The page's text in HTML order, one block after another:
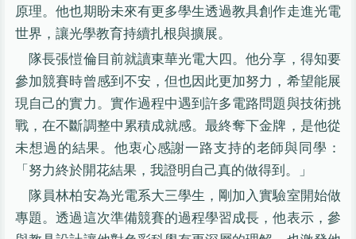
原理。他也期盼未來有更多學生透過教具創作走進光電
世界，讓光學教育持續扎根與擴展。
隊長張愷倫目前就讀東華光電大四。他分享，得知要
參加競賽時曾感到不安，但也因此更加努力，希望能展
現自己的實力。實作過程中遇到許多電路問題與技術挑
戰，在不斷調整中累積成就感。最終奪下金牌，是他從
未想過的結果。他衷心感謝一路支持的老師與同學：
「努力終於開花結果，我證明自己真的做得到。」
隊員林柏安為光電系大三學生，剛加入實驗室開始做
專題。透過這次準備競賽的過程學習成長，他表示，參